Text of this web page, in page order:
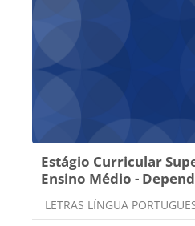
Estágio Curricular
Ensino Médio -
Categoria do curso
LETRAS LÍNGUA